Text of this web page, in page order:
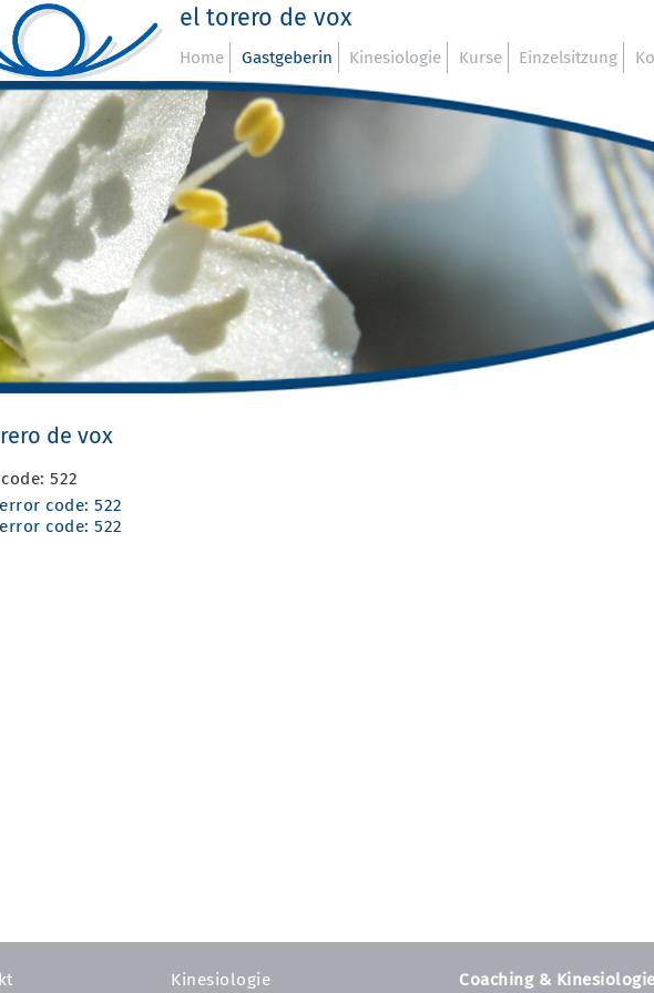
el torero de vox
Home Gastgeberin Kinesiologie Kurse Einzelsitzung
de vox
522
error code: 522
error code: 522
Kinesiologie
Coaching &